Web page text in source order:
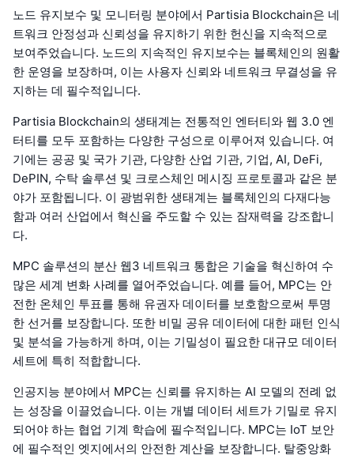
노드 유지보수 및 모니터링 분야에서 Partisia Blockchain은 네
트워크 안정성과 신뢰성을 유지하기 위한 헌신을 지속적으로
보여주었습니다. 노드의 지속적인 유지보수는 블록체인의 원활
한 운영을 보장하며, 이는 사용자 신뢰와 네트워크 무결성을 유
지하는 데 필수적입니다.
Partisia Blockchain의 생태계는 전통적인 엔터티와 웹 3.0 엔
터티를 모두 포함하는 다양한 구성으로 이루어져 있습니다. 여
기에는 공공 및 국가 기관, 다양한 산업 기관, 기업, AI, DeFi,
DePIN, 수탁 솔루션 및 크로스체인 메시징 프로토콜과 같은 분
야가 포함됩니다. 이 광범위한 생태계는 블록체인의 다재다능
함과 여러 산업에서 혁신을 주도할 수 있는 잠재력을 강조합니
다.
MPC 솔루션의 분산 웹3 네트워크 통합은 기술을 혁신하여 수
많은 세계 변화 사례를 열어주었습니다. 예를 들어, MPC는 안
전한 온체인 투표를 통해 유권자 데이터를 보호함으로써 투명
한 선거를 보장합니다. 또한 비밀 공유 데이터에 대한 패턴 인식
및 분석을 가능하게 하며, 이는 기밀성이 필요한 대규모 데이터
세트에 특히 적합합니다.
인공지능 분야에서 MPC는 신뢰를 유지하는 AI 모델의 전례 없
는 성장을 이끌었습니다. 이는 개별 데이터 세트가 기밀로 유지
되어야 하는 협업 기계 학습에 필수적입니다. MPC는 IoT 보안
에 필수적인 엣지에서의 안전한 계산을 보장합니다. 탈중앙화